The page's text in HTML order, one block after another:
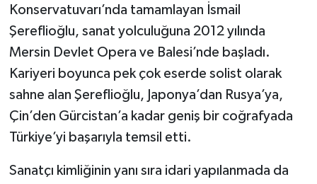
Konservatuvarı’nda tamamlayan İsmail
Şereflioğlu, sanat yolculuğuna 2012 yılında
Mersin Devlet Opera ve Balesi’nde başladı.
Kariyeri boyunca pek çok eserde solist olarak
sahne alan Şereflioğlu, Japonya’dan Rusya’ya,
Çin’den Gürcistan’a kadar geniş bir coğrafyada
Türkiye’yi başarıyla temsil etti.
Sanatçı kimliğinin yanı sıra idari yapılanmada da